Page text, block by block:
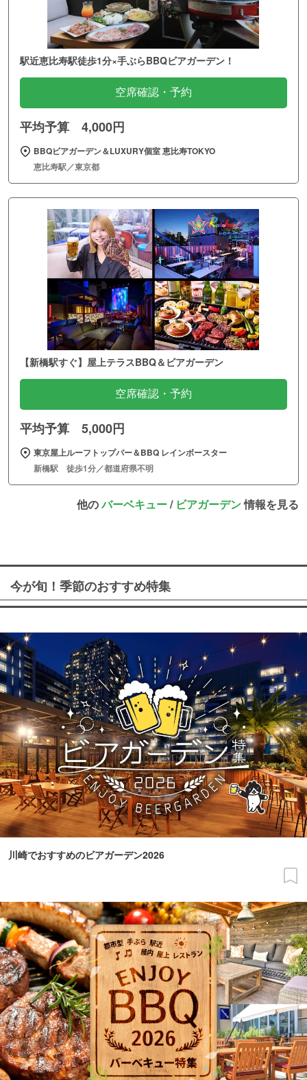
駅近恵比寿駅徒歩1分×手ぶらBBQビアガーデン！
空席確認・予約
平均予算 4,000円
BBQビアガーデン＆LUXURY個室 恵比寿TOKYO
恵比寿駅／東京都
【新橋駅すぐ】屋上テラスBBQ＆ビアガーデン
空席確認・予約
平均予算 5,000円
東京屋上ルーフトップバー＆BBQ レインボースター
新橋駅 徒歩1分／都道府県不明
他のバーベキュー/ ビアガーデン情報を見る
今が旬！季節のおすすめ特集
川崎でおすすめのビアガーデン2026